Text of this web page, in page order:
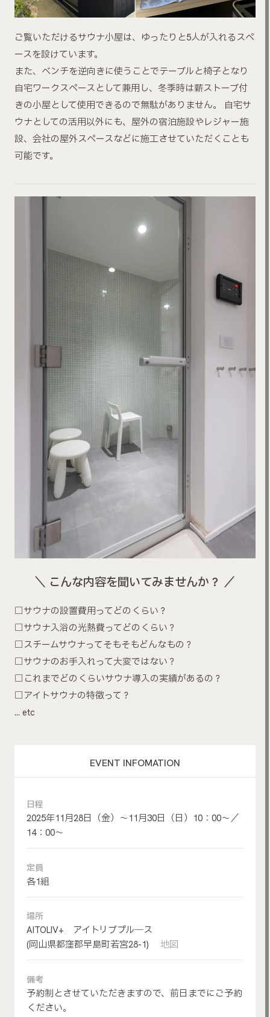
ご覧いただけるサウナ小屋は、ゆったりと5人が入れるスペ
ースを設けています。
また、ベンチを逆向きに使うことでテーブルと椅子となり
自宅ワークスペースとして兼用し、冬季時は薪ストーブ付
きの小屋として使用できるので無駄がありません。 自宅サ
ウナとしての活用以外にも、屋外の宿泊施設やレジャー施
設、会社の屋外スペースなどに施工させていただくことも
可能です。
＼ こんな内容を聞いてみませんか？ ／
□サウナの設置費用ってどのくらい？
□サウナ入浴の光熱費ってどのくらい？
□スチームサウナってそもそもどんなもの？
□サウナのお手入れって大変ではない？
□これまでどのくらいサウナ導入の実績があるの？
□アイトサウナの特徴って？
… etc
EVENT INFOMATION
日程
2025年11月28日（金）～11月30日（日）10：00～／
14：00～
定員
各1組
場所
AITOLIV+ アイトリブプル―ス
(岡山県都窪郡早島町若宮28-1) 地図
備考
予約制とさせていただきますので、前日までにご予約
ください。